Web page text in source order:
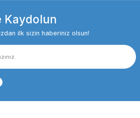
Kaydolun
ilk sizin haberiniz olsun!